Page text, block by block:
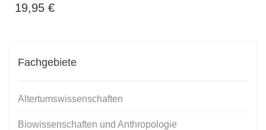
19,95 €
Fachgebiete
Altertumswissenschaften
Biowissenschaften und Anthropologie